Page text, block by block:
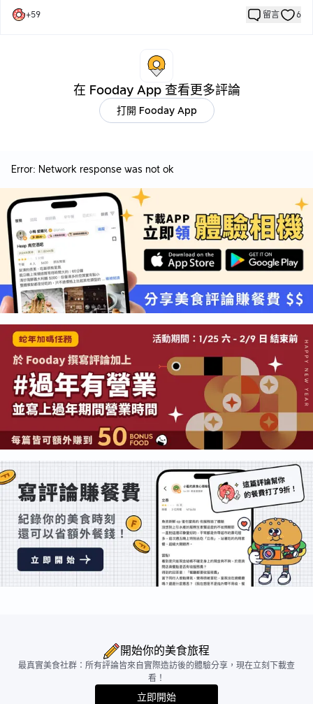
🔖 菠菜/鱒魚
🔖 鴨肝/A5和牛/刈包
🔖 榛果湯圓/肉桂薑汁
+59 留言 6
在 Fooday App 查看更多評論
打開 Fooday App
Error: Network response was not ok
開始你的美食旅程
最真實美食社群：所有評論皆來自實際造訪後的體驗分享，現在立刻下載查
看！
立即開始